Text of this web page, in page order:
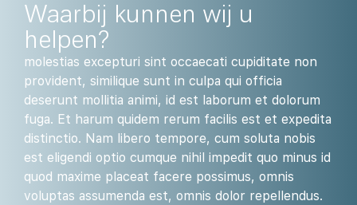
Waarbij kunnen wij u
helpen?
molestias excepturi sint occaecati cupiditate non
provident, similique sunt in culpa qui officia
deserunt mollitia animi, id est laborum et dolorum
fuga. Et harum quidem rerum facilis est et expedita
distinctio. Nam libero tempore, cum soluta nobis
est eligendi optio cumque nihil impedit quo minus id
quod maxime placeat facere possimus, omnis
voluptas assumenda est, omnis dolor repellendus.